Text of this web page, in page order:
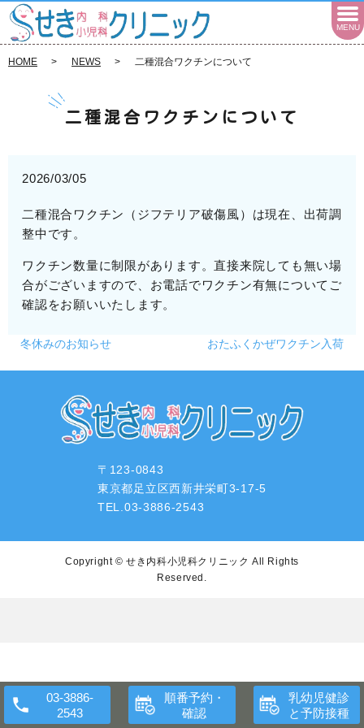
MENU
HOME NEWS 二種混合ワクチンについて
二種混合ワクチンについて
2026/03/05
二種混合ワクチン（ジフテリア破傷風）は現在、出荷調
整中です。
ワクチン数量に制限があります。直接来院しても無い場
合がございますので、お電話でワクチン有無についてご
確認をお願いいたします。
冬休みのお知らせ おたふくかぜワクチン入荷
順番予約・
確認
乳幼児健診
と予防接種
〒123-0843
東京都足立区西新井栄町3-17-5
TEL.03-3886-2543
Copyright ©せき内科小児科クリニック All Rights
Reserved.